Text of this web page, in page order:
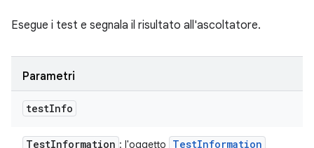
Esegue i test e segnala il risultato all'ascoltatore.
Parametri
testInfo
TestInformation : l'oggetto TestInformation